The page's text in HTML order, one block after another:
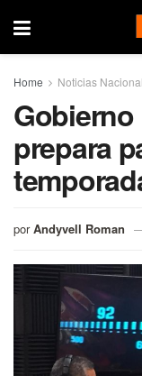
Home Noticias
prepara
por Andyvell Roman